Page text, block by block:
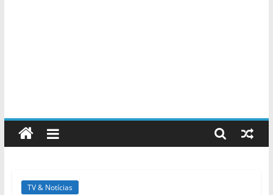
TV & Notícias